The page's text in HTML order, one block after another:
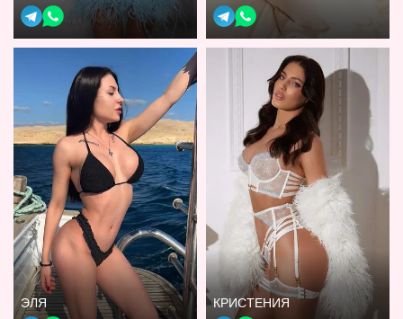
ЭЛЯ КРИСТЕНИЯ